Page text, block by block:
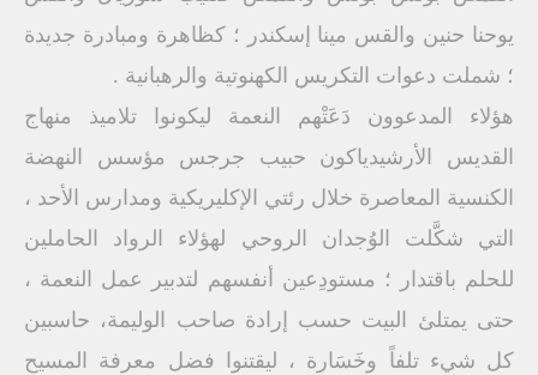
يوحنا حنين والقس مينا إسكندر ؛ كظاهرة ومبادرة جديدة
؛ شملت دعوات التكريس الكهنوتية والرهبانية .
هؤلاء المدعوون دَعَتْهم النعمة ليكونوا تلاميذ منهاج
القديس الأرشيدياكون حبيب جرجس مؤسس النهضة
الكنسية المعاصرة خلال رئتي الإكليريكية ومدارس الأحد ،
التي شكَّلت الوُجدان الروحي لهؤلاء الرواد الحاملين
للحلم باقتدار ؛ مستودِعين أنفسهم لتدبير عمل النعمة ،
حتى يمتلئ البيت حسب إرادة صاحب الوليمة، حاسبين
كل شيء تلفاً وخَسَارة ، ليقتنوا فضل معرفة المسيح